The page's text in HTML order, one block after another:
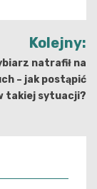
Kolejny:
natrafił na
– jak postąpić
takiej sytuacji?